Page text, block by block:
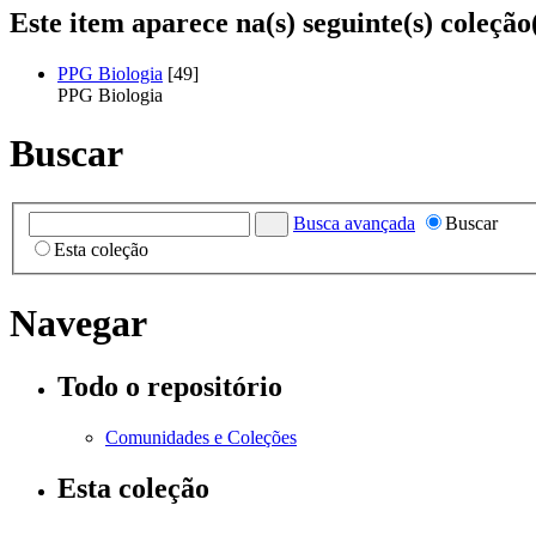
Este item aparece na(s) seguinte(s)
PPG Biologia [49]
PPG Biologia
Buscar
Busca avançada
Buscar
Esta coleção
Navegar
Todo o repositório
Comunidades e Coleções
Esta coleção